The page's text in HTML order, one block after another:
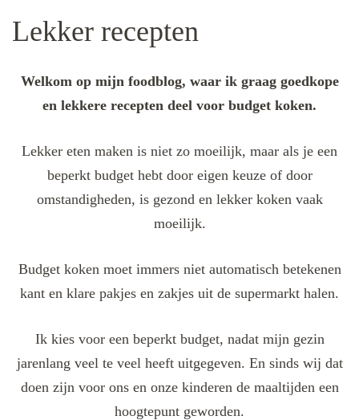
Lekker recepten
Welkom op mijn foodblog, waar ik graag goedkope
en lekkere recepten deel voor budget koken.
Lekker eten maken is niet zo moeilijk, maar als je een
beperkt budget hebt door eigen keuze of door
omstandigheden, is gezond en lekker koken vaak
moeilijk.
Budget koken moet immers niet automatisch betekenen
kant en klare pakjes en zakjes uit de supermarkt halen.
Ik kies voor een beperkt budget, nadat mijn gezin
jarenlang veel te veel heeft uitgegeven. En sinds wij dat
doen zijn voor ons en onze kinderen de maaltijden een
hoogtepunt geworden.